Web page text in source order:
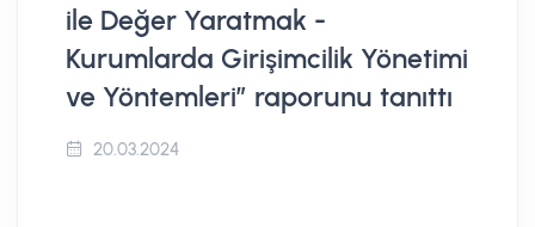
ile Değer Yaratmak -
Kurumlarda Girişimcilik Yönetimi
ve Yöntemleri” raporunu tanıttı
20.03.2024